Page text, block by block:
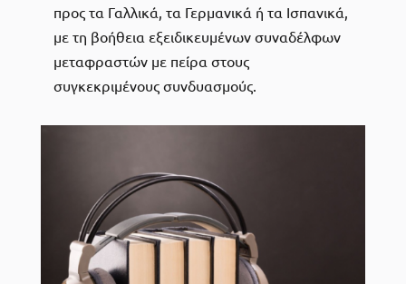
προς τα Γαλλικά, τα Γερμανικά ή τα Ισπανικά,
με τη βοήθεια εξειδικευμένων συναδέλφων
μεταφραστών με πείρα στους
συγκεκριμένους συνδυασμούς.